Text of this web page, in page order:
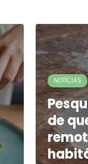
NOTÍCIAS
de